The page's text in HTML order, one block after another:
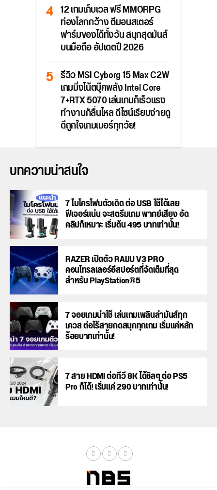
12 เกมเก็บเวล ฟรี MMORPG
ท่องโลกกว้าง ตีมอนสเตอร์
ฟาร์มของได้ทั้งวัน สนุกสุดมันส์
บนมือถือ อัปเดตปี 2026
รีวิว MSI Cyborg 15 Max C2W
เกมมิ่งโน้ตบุ๊คพลัง Intel Core
7+RTX 5070 เล่นเกมก็เร็วแรง
ทำงานก็ลื่นไหล ดีไซน์เรียบง่ายดู
ดีถูกใจเกมเมอร์ทุกวัย!
บทความน่าสนใจ
7 ไมโครโฟนตัวเด็ด ต่อ USB ใช้ได้เลย
ฟีเจอร์แน่น จะสตรีมเกม พากย์เสียง อัด
คลิปก็เหมาะ เริ่มต้น 495 บาทเท่านั้น!
RAZER เปิดตัว RAIJU V3 PRO
คอนโทรลเลอร์อีสปอร์ตที่จัดเต็มที่สุด
สำหรับ PlayStation®5
7 จอยเกมน่าใช้ เล่นเกมเพลินล่ามันส์ทุก
เควส ต่อไร้สายกดสนุกทุกเกม เริ่มแค่หลัก
ร้อยบาทเท่านั้น!
7 สาย HDMI ต่อทีวี 8K ได้ชิลๆ ต่อ PS5
Pro ก็ได้! เริ่มแค่ 290 บาทเท่านั้น!